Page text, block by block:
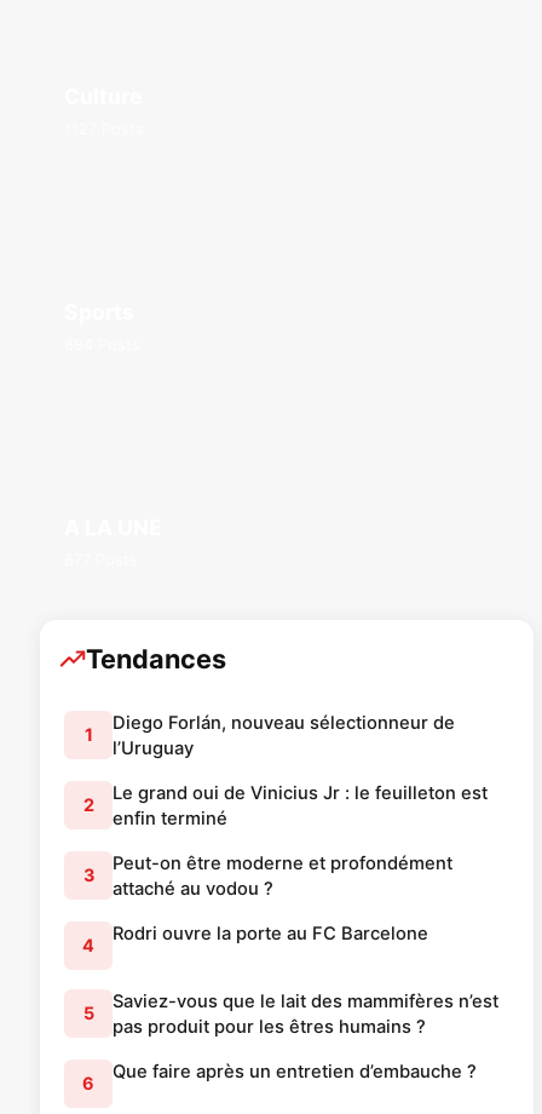
Tendances
1
Diego Forlán, nouveau sélectionneur de
l’Uruguay
2
Le grand oui de Vinicius Jr : le feuilleton est
enfin terminé
3
Peut-on être moderne et profondément
attaché au vodou ?
4
Rodri ouvre la porte au FC Barcelone
5
Saviez-vous que le lait des mammifères n’est
pas produit pour les êtres humains ?
6
Que faire après un entretien d’embauche ?